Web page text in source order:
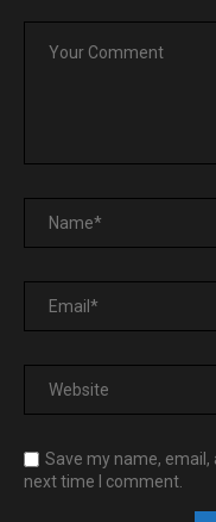
Save my name,
next time I comment.